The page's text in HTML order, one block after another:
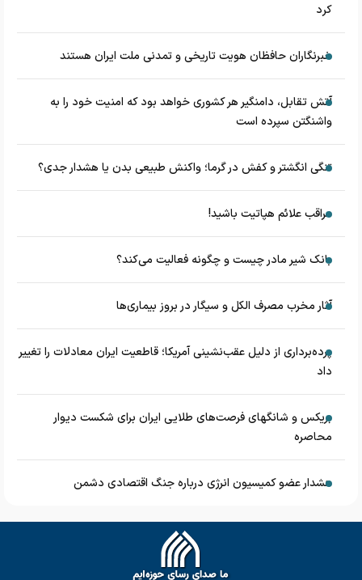
کرد
خبرنگاران حافظان هویت تاریخی و تمدنی ملت ایران هستند
آتش تقابل، دامنگیر هر کشوری خواهد بود که امنیت خود را به
واشنگتن سپرده است
تنگی انگشتر و کفش در گرما؛ واکنش طبیعی بدن یا هشدار جدی؟
مراقب علائم هپاتیت باشید!
بانک شیر مادر چیست و چگونه فعالیت می‌کند؟
آثار مخرب مصرف الکل و سیگار در بروز بیماری‌ها
پرده‌برداری از دلیل عقب‌نشینی آمریکا؛ قاطعیت ایران معادلات را تغییر
داد
بریکس و شانگهای فرصت‌های طلایی ایران برای شکست دیوار
محاصره
هشدار عضو کمیسیون انرژی درباره جنگ اقتصادی دشمن